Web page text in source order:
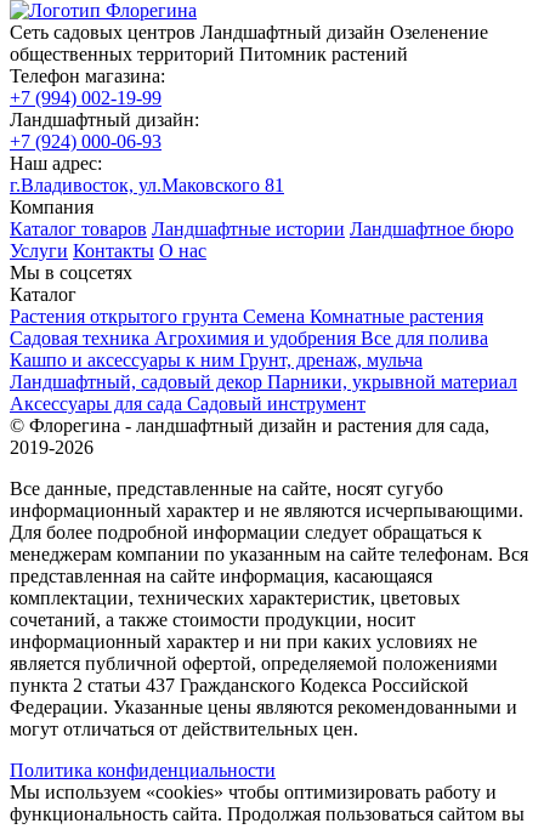
Сеть садовых центров Ландшафтный дизайн Озеленение
общественных территорий Питомник растений
Телефон магазина:
+7 (994) 002-19-99
Ландшафтный дизайн:
+7 (924) 000-06-93
Наш адрес:
г.Владивосток, ул.Маковского 81
Компания
Каталог товаров Ландшафтные истории Ландшафтное бюро
Услуги Контакты О нас
Мы в соцсетях
Каталог
Растения открытого грунта Семена Комнатные растения
Садовая техника Агрохимия и удобрения Все для полива
Кашпо и аксессуары к ним Грунт, дренаж, мульча
Ландшафтный, садовый декор Парники, укрывной материал
Аксессуары для сада Садовый инструмент
© Флорегина - ландшафтный дизайн и растения для сада,
2019-2026
Все данные, представленные на сайте, носят сугубо
информационный характер и не являются исчерпывающими.
Для более подробной информации следует обращаться к
менеджерам компании по указанным на сайте телефонам. Вся
представленная на сайте информация, касающаяся
комплектации, технических характеристик, цветовых
сочетаний, а также стоимости продукции, носит
информационный характер и ни при каких условиях не
является публичной офертой, определяемой положениями
пункта 2 статьи 437 Гражданского Кодекса Российской
Федерации. Указанные цены являются рекомендованными и
могут отличаться от действительных цен.
Политика конфиденциальности
Мы используем «cookies» чтобы оптимизировать работу и
функциональность сайта. Продолжая пользоваться сайтом вы